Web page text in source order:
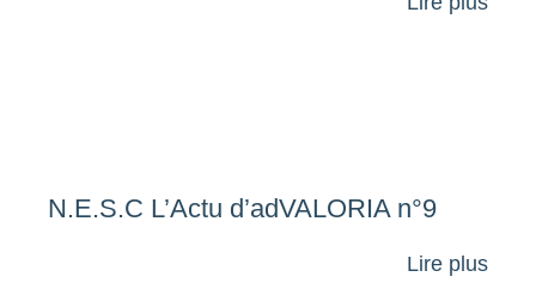
N.E.S.C L’Actu d’adVALORIA n°9
Lire plus